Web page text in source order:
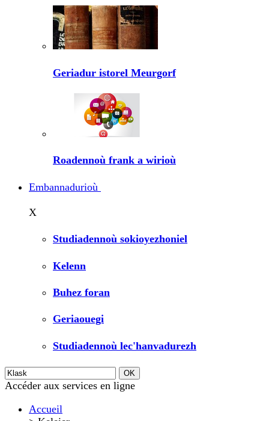
Geriadur istorel Meurgorf
Roadennoù frank a wirioù
Embannadurioù
X
Studiadennoù sokioyezhoniel
Kelenn
Buhez foran
Geriaouegi
Studiadennoù lec'hanvadurezh
Accéder aux services en ligne
Accueil